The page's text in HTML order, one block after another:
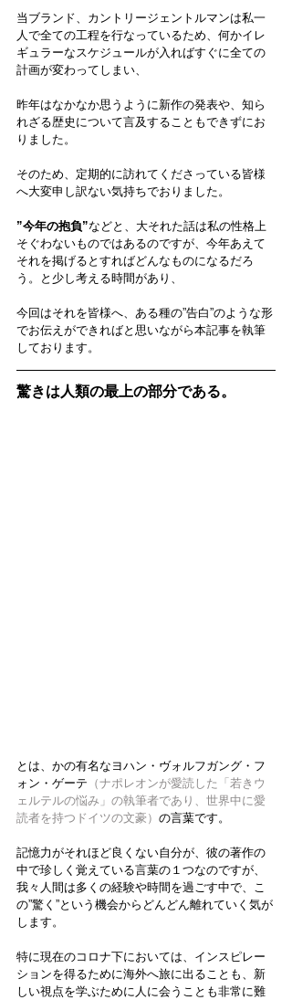
当ブランド、カントリージェントルマンは私一
人で全ての工程を行なっているため、何かイレ
ギュラーなスケジュールが入ればすぐに全ての
計画が変わってしまい、
昨年はなかなか思うように新作の発表や、知ら
れざる歴史について言及することもできずにお
りました。
そのため、定期的に訪れてくださっている皆様
へ大変申し訳ない気持ちでおりました。
”今年の抱負”などと、大それた話は私の性格上
そぐわないものではあるのですが、今年あえて
それを掲げるとすればどんなものになるだろ
う。と少し考える時間があり、
今回はそれを皆様へ、ある種の”告白”のような形
でお伝えができればと思いながら本記事を執筆
しております。
驚きは人類の最上の部分である。
とは、かの有名な ヨハン・ヴォルフガング・フ
ォン・ゲーテ （ナポレオンが愛読した「若きウ
ェルテルの悩み」の執筆者であり、世界中に愛
読者を持つドイツの文豪） の言葉です。
記憶力がそれほど良くない自分が、彼の著作の
中で珍しく覚えている言葉の１つなのですが、
我々人間は多くの経験や時間を過ごす中で、こ
の”驚く”という機会からどんどん離れていく気が
します。
特に現在のコロナ下においては、インスピレー
ションを得るために海外へ旅に出ることも、新
しい視点を学ぶために人に会うことも非常に難